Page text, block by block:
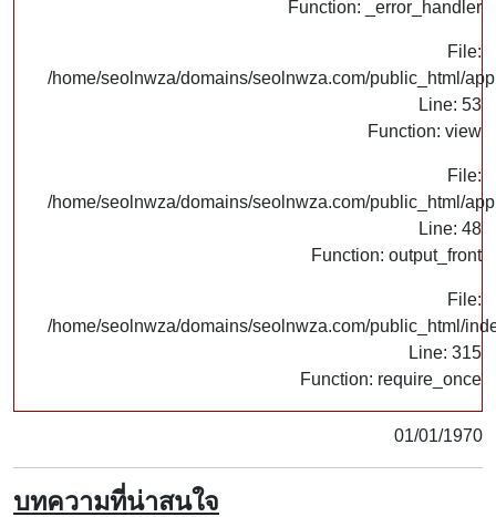
Function: _error_handler
File:
/home/seolnwza/domains/seolnwza.com/public_html/
Line: 53
Function: view
File:
/home/seolnwza/domains/seolnwza.com/public_html/
Line: 48
Function: output_front
File:
/home/seolnwza/domains/seolnwza.com/public_html/
Line: 315
Function: require_once
01/01/1970
บทความที่น่าสนใจ